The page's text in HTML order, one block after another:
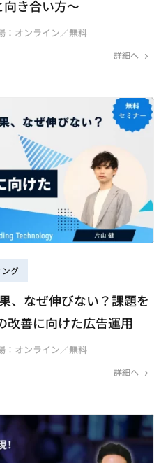
き合い方～
：オンライン／無料
詳細へ
グ
、なぜ伸びない？課題を
改善に向けた広告運用
：オンライン／無料
詳細へ